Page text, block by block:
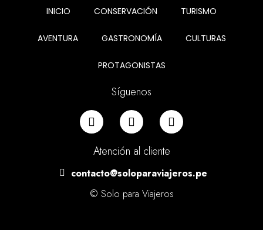
INICIO CONSERVACIÓN TURISMO
AVENTURA GASTRONOMÍA CULTURAS
PROTAGONISTAS
Síguenos
Atención al cliente
contacto@soloparaviajeros.pe
© Solo para Viajeros